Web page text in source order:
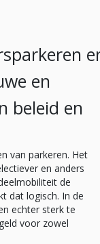
en
beleid en
van parkeren. Het
en anders
de
dat logisch. In de
echter sterk te
voor zowel